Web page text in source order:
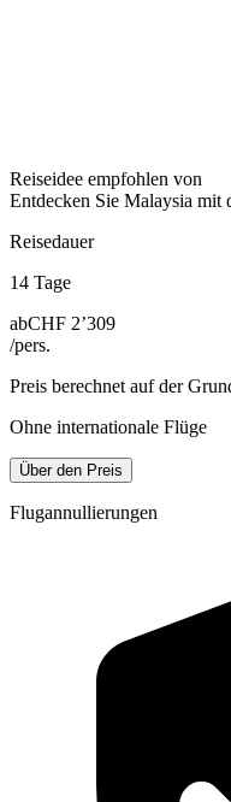
Reiseidee empfohlen von
Entdecken Sie Malaysia mit
Reisedauer
14 Tage
abCHF 2’309
/pers.
Preis berechnet auf der
Ohne internationale Flüge
Über den Preis
Flugannullierungen